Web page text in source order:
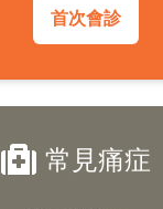
首次會診
常見痛症